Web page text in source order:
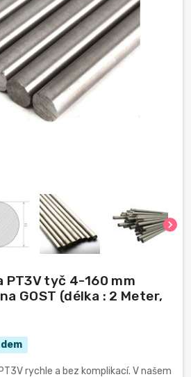
chevron_right
tyč 4-160 mm
GOST (délka : 2 Meter,
rychle a bez komplikací. V našem